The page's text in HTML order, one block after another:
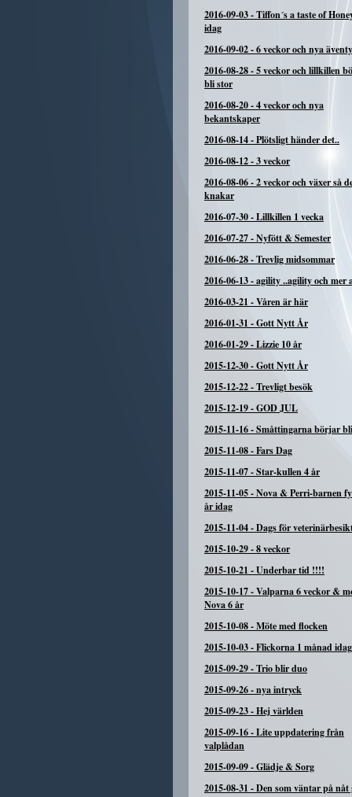
2016-09-03-Tiffon´s a taste of
idag
2016-09-02-6 veckor och nya
2016-08-28-5 veckor och lillkillen
bli stor
2016-08-20-4 veckor och nya
bekantskaper
2016-08-14-Plötsligt händer det..
2016-08-12-3 veckor
2016-08-06-2 veckor och växer så
knakar
2016-07-30-Lillkillen 1 vecka
2016-07-27-Nyfött & Semester
2016-06-28-Trevlig midsommar
2016-06-13-agility ..agility och mer
2016-03-21 -Våren är här
2016-01-31 -Gott Nytt År
2016-01-29-Lizzie 10 år
2015-12-30-Gott Nytt År
2015-12-22-Trevligt besök
2015-12-19-GOD JUL
2015-11-16-Småttingarna börjar
2015-11-08-Fars Dag
2015-11-07-Star-kullen 4 år
2015-11-05-Nova & Perri-barnen
år idag
2015-11-04-Dags för
2015-10-29-8 veckor
2015-10-21 -Underbar tid !!!!
2015-10-17-Valparna 6 veckor &
Nova 6 år
2015-10-08-Möte med flocken
2015-10-03-Flickorna 1 månad idag
2015-09-29-Trio blir duo
2015-09-26-nya intryck
2015-09-23-Hej världen
2015-09-16-Lite uppdatering från
valplådan
2015-09-09-Glädje & Sorg
2015-08-31 -Den som väntar på nåt